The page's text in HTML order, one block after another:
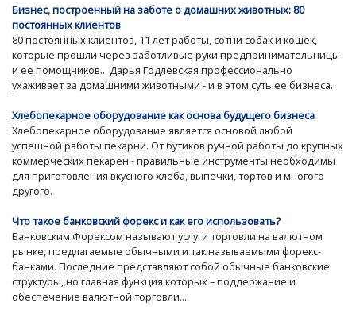
Бизнес, построенный на заботе о домашних животных: 80
постоянных клиентов
80 постоянных клиентов, 11 лет работы, сотни собак и кошек,
которые прошли через заботливые руки предпринимательницы
и ее помощников... Дарья Годлевская профессионально
ухаживает за домашними животными - и в этом суть ее бизнеса.
Хлебопекарное оборудование как основа будущего бизнеса
Хлебопекарное оборудование является основой любой
успешной работы пекарни. От бутиков ручной работы до крупных
коммерческих пекарен - правильные инструменты необходимы
для приготовления вкусного хлеба, выпечки, тортов и многого
другого.
Что такое банковский форекс и как его использовать?
Банковским Форексом называют услуги торговли на валютном
рынке, предлагаемые обычными и так называемыми форекс-
банками. Последние представляют собой обычные банковские
структуры, но главная функция которых – поддержание и
обеспечение валютной торговли...